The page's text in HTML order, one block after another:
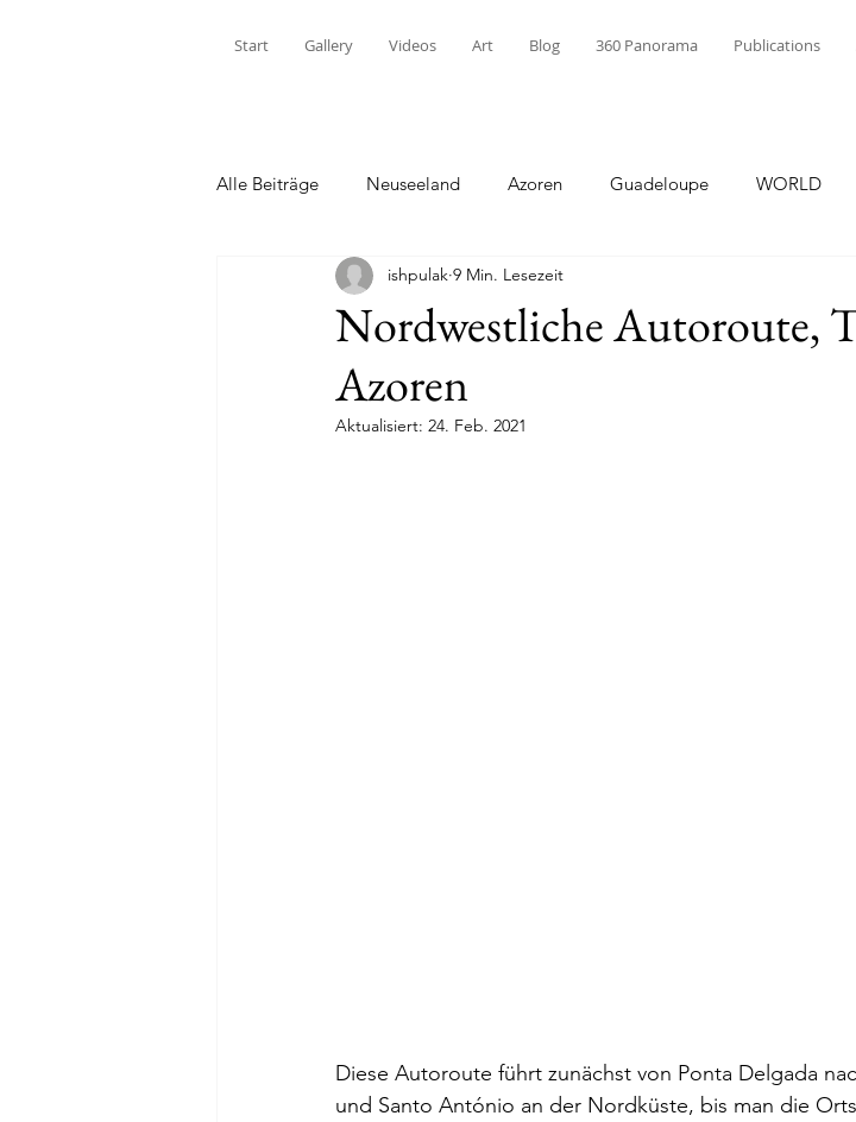
Start Gallery Videos Art Blog 360 Panorama Publications
Alle Beiträge Neuseeland Azoren Guadeloupe WORLD
Nordwestliche Autoroute,
Azoren
ishpulak 9 Min. Lesezeit
Aktualisiert: 24. Feb. 2021
Diese Autoroute führt zunächst von Ponta Delgada
und Santo António an der Nordküste, bis man die